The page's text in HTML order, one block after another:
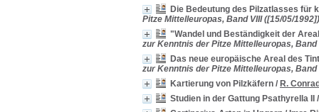
Die Bedeutung des Pilzatlasses für
Pitze Mittelleuropas, Band VIII ([15/05/1992])
"Wandel und Beständigkeit der
zur Kenntnis der Pitze Mittelleuropas, Band
Das neue europäische Areal des
zur Kenntnis der Pitze Mittelleuropas, Band
Kartierung von Pilzkäfern / R.
Studien in der Gattung Psathyrella II